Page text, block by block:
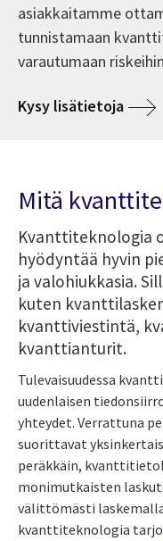
asiakkaitamme
tunnistamaan
varautumaan
Kysy lisätietoja
Mitä
Kvanttiteknologia
hyödyntää hyvin
ja valohiukkasia.
kuten
kvanttiviestintä,
kvanttianturit.
Tulevaisuudessa
uudenlaisen
yhteydet. Verrattuna
suorittavat
peräkkäin,
monimutkaisten
välittömästi laskemalla
kvanttiteknologia